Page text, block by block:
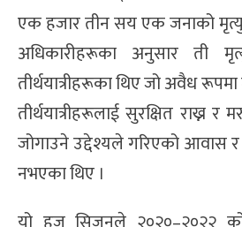
एक हजार तीन सय एक जनाको
अधिकारीहरूका अनुसार ती
तीर्थयात्रीहरूका थिए जो अवैध
तीर्थयात्रीहरूलाई सुरक्षित राख्न र
जोगाउने उद्देश्यले गरिएको आवास
नभएका थिए ।